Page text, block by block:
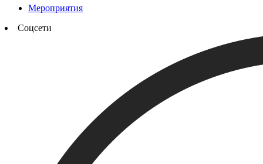
Мероприятия
Соцсети